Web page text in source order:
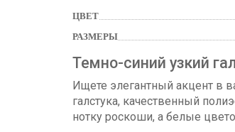
ЦВЕТ
РАЗМЕРЫ
Темно-синий узкий
Ищете элегантный акцент в
галстука, качественный
нотку роскоши, а белые